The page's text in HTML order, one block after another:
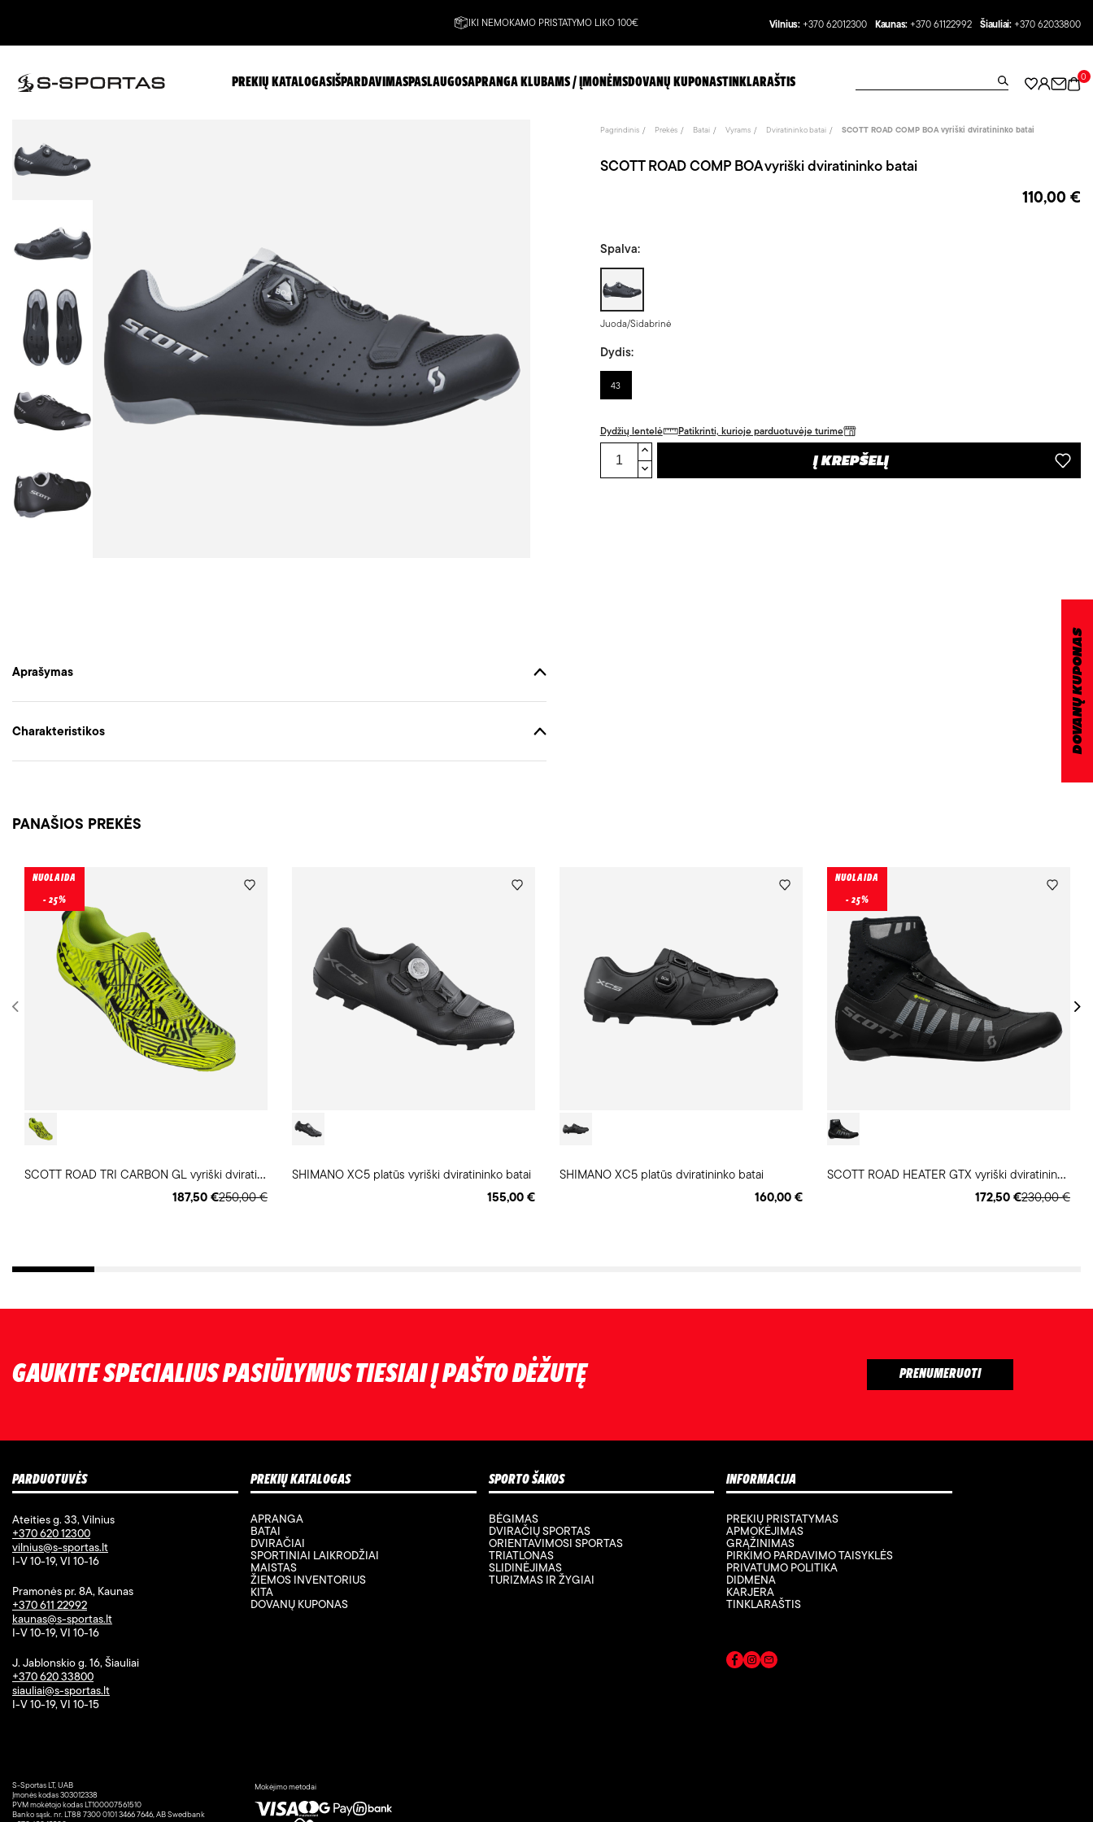
IKI NEMOKAMO PRISTATYMO LIKO 100€ Vilnius: +370 62012300 Kaunas: +370 61122992 Šiauliai: +370 62033800
PREKIŲ KATALOGASIŠPARDAVIMASPASLAUGOSAPRANGA KLUBAMS / ĮMONĖMSDOVANŲ KUPONASTINKLARAŠTIS 0
Aprašymas
Charakteristikos
Pagrindinis Prekės Batai Vyrams Dviratininko batai SCOTT ROAD COMP BOA vyriški dviratininko batai
SCOTT ROAD COMP BOA vyriški dviratininko batai
110,00 €
Spalva:
Juoda/Sidabrinė
Dydis:
43
Dydžių lentelė Patikrinti, kurioje parduotuvėje turime
Į KREPŠELĮ
PANAŠIOS PREKĖS
S
COTT ROAD TRI CARBON GL vyriški dviratininko batai
250,00 €
187,50 €
NUOLAIDA
- 25%
SHIMANO XC5 platūs vyriški dviratininko batai
155,00 €
SHIMANO XC5 platūs dviratininko batai
160,00 €
S
COTT ROAD HEATER GTX vyriški dviratininko batai
230,00 €
172,50 €
NUOLAIDA
- 25%
GAUKITE SPECIALIUS PASIŪLYMUS TIESIAI Į PAŠTO DĖŽUTĘ
DOVANŲ KUPONAS
PARDUOTUVĖS
Ateities g. 33, Vilnius
+370 620 12300
vilnius@s-sportas.lt
I-V 10-19, VI 10-16
Pramonės pr. 8A, Kaunas
+370 611 22992
kaunas@s-sportas.lt
I-V 10-19, VI 10-16
J. Jablonskio g. 16, Šiauliai
+370 620 33800
siauliai@s-sportas.lt
I-V 10-19, VI 10-15
PREKIŲ KATALOGAS
APRANGA
BATAI
DVIRAČIAI
SPORTINIAI LAIKRODŽIAI
MAISTAS
ŽIEMOS INVENTORIUS
KITA
DOVANŲ KUPONAS
SPORTO ŠAKOS
BĖGIMAS
DVIRAČIŲ SPORTAS
ORIENTAVIMOSI SPORTAS
TRIATLONAS
SLIDINĖJIMAS
TURIZMAS IR ŽYGIAI
INFORMACIJA
PREKIŲ PRISTATYMAS
APMOKĖJIMAS
GRĄŽINIMAS
PIRKIMO PARDAVIMO TAISYKLĖS
PRIVATUMO POLITIKA
DIDMENA
KARJERA
TINKLARAŠTIS
S-Sportas LT, UAB
Įmonės kodas 303012338
PVM mokėtojo kodas LT100007561510
Banko sąsk. nr. LT88 7300 0101 3466 7646, AB Swedbank
Mokėjimo metodai